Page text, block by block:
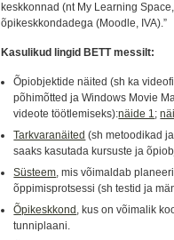
keskkonnad (nt My Learning
õpikeskkondadega (Moodle, IVA).”
Kasulikud lingid BETT messilt:
Õpiobjektide näited (sh ka
põhimõtted ja Windows Movie
videote töötlemiseks):näide 1;
Tarkvaranäited (sh metoodikad
saaks kasutada kursuste ja
Süsteem, mis võimaldab
õppimisprotsessi (sh testid ja
Õpikeskkond , kus on võimalik
tunniplaani.